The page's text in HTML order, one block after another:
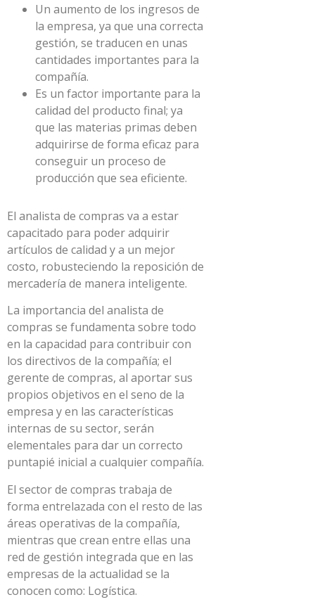
Un aumento de los ingresos de
la empresa, ya que una correcta
gestión, se traducen en unas
cantidades importantes para la
compañía.
Es un factor importante para la
calidad del producto final; ya
que las materias primas deben
adquirirse de forma eficaz para
conseguir un proceso de
producción que sea eficiente.
El analista de compras va a estar
capacitado para poder adquirir
artículos de calidad y a un mejor
costo, robusteciendo la reposición de
mercadería de manera inteligente.
La importancia del analista de
compras se fundamenta sobre todo
en la capacidad para contribuir con
los directivos de la compañía; el
gerente de compras, al aportar sus
propios objetivos en el seno de la
empresa y en las características
internas de su sector, serán
elementales para dar un correcto
puntapié inicial a cualquier compañía.
El sector de compras trabaja de
forma entrelazada con el resto de las
áreas operativas de la compañía,
mientras que crean entre ellas una
red de gestión integrada que en las
empresas de la actualidad se la
conocen como: Logística.